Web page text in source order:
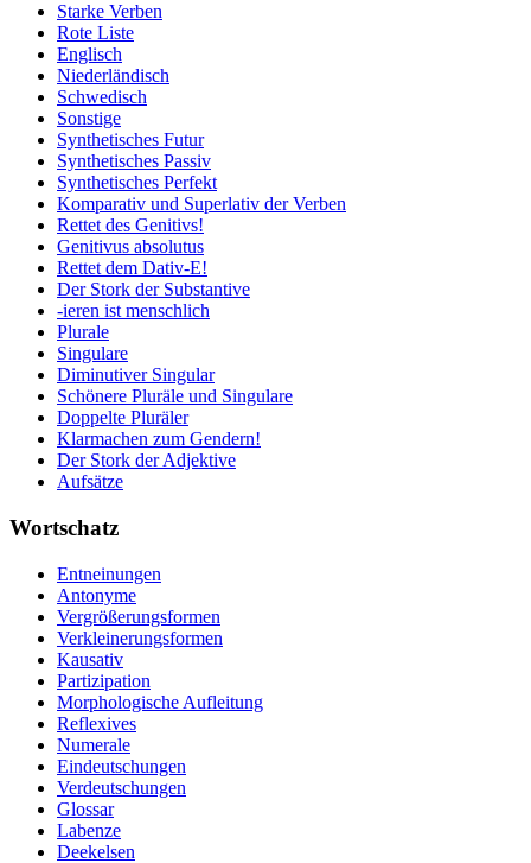
Starke Verben
Rote Liste
Englisch
Niederländisch
Schwedisch
Sonstige
Synthetisches Futur
Synthetisches Passiv
Synthetisches Perfekt
Komparativ und Superlativ der Verben
Rettet des Genitivs!
Genitivus absolutus
Rettet dem Dativ-E!
Der Stork der Substantive
-ieren ist menschlich
Plurale
Singulare
Diminutiver Singular
Schönere Pluräle und Singulare
Doppelte Pluräler
Klarmachen zum Gendern!
Der Stork der Adjektive
Aufsätze
Wortschatz
Entneinungen
Antonyme
Vergrößerungsformen
Verkleinerungsformen
Kausativ
Partizipation
Morphologische Aufleitung
Reflexives
Numerale
Eindeutschungen
Verdeutschungen
Glossar
Labenze
Deekelsen